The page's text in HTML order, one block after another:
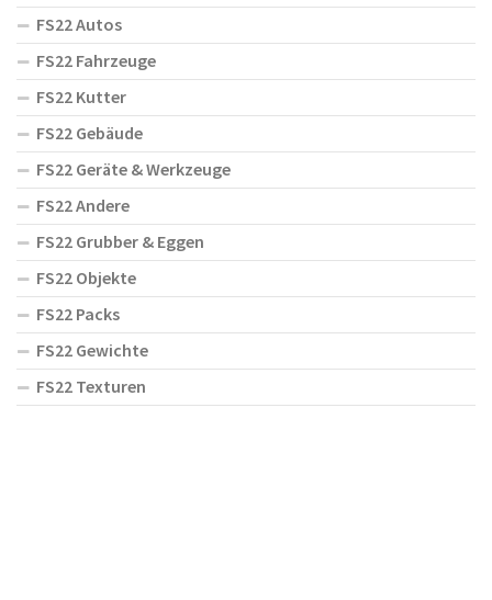
FS22 Autos
FS22 Fahrzeuge
FS22 Kutter
FS22 Gebäude
FS22 Geräte & Werkzeuge
FS22 Andere
FS22 Grubber & Eggen
FS22 Objekte
FS22 Packs
FS22 Gewichte
FS22 Texturen